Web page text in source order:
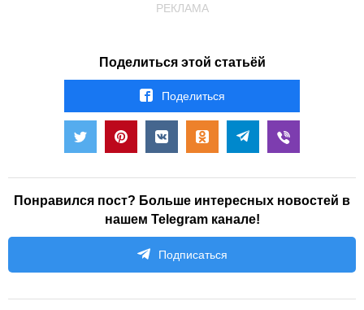
РЕКЛАМА
Поделиться этой статьёй
Поделиться
Понравился пост? Больше интересных новостей в
нашем Telegram канале!
Подписаться